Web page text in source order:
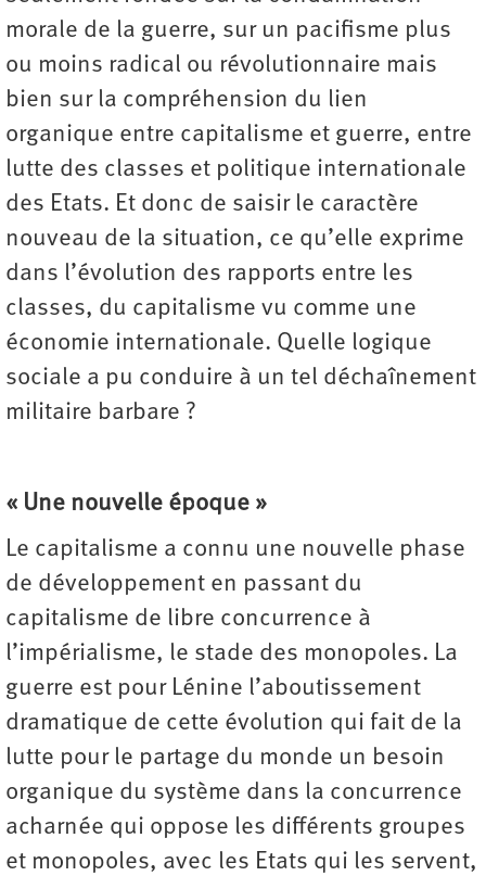
morale de la guerre, sur un pacifisme plus
ou moins radical ou révolutionnaire mais
bien sur la compréhension du lien
organique entre capitalisme et guerre, entre
lutte des classes et politique internationale
des Etats. Et donc de saisir le caractère
nouveau de la situation, ce qu’elle exprime
dans l’évolution des rapports entre les
classes, du capitalisme vu comme une
économie internationale. Quelle logique
sociale a pu conduire à un tel déchaînement
militaire barbare ?
« Une nouvelle époque »
Le capitalisme a connu une nouvelle phase
de développement en passant du
capitalisme de libre concurrence à
l’impérialisme, le stade des monopoles. La
guerre est pour Lénine l’aboutissement
dramatique de cette évolution qui fait de la
lutte pour le partage du monde un besoin
organique du système dans la concurrence
acharnée qui oppose les différents groupes
et monopoles, avec les Etats qui les servent,